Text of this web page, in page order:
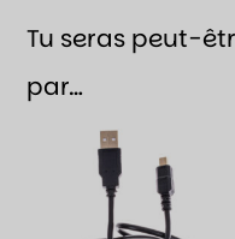
Tu seras peut-
par…